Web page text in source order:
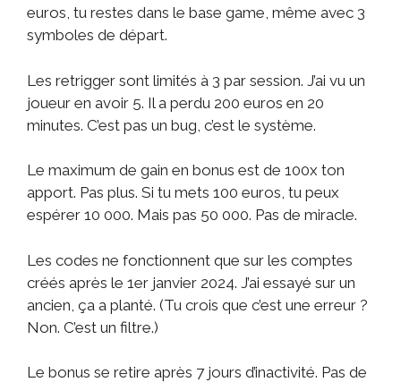
euros, tu restes dans le base game, même avec 3
symboles de départ.
Les retrigger sont limités à 3 par session. J’ai vu un
joueur en avoir 5. Il a perdu 200 euros en 20
minutes. C’est pas un bug, c’est le système.
Le maximum de gain en bonus est de 100x ton
apport. Pas plus. Si tu mets 100 euros, tu peux
espérer 10 000. Mais pas 50 000. Pas de miracle.
Les codes ne fonctionnent que sur les comptes
créés après le 1er janvier 2024. J’ai essayé sur un
ancien, ça a planté. (Tu crois que c’est une erreur ?
Non. C’est un filtre.)
Le bonus se retire après 7 jours d’inactivité. Pas de